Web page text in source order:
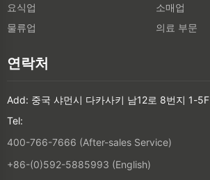
요식업
소매업
물류업
의료 부문
연락처
Add: 중국 샤먼시 다카사키 남12로 8번지 1-5F
Tel:
400-766-7666 (After-sales Service)
+86-(0)592-5885993 (English)